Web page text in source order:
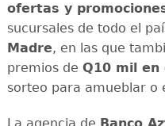
ofertas y
sucursales de todo el
Madre, en las que
premios de Q10 mil en
sorteo para amueblar o